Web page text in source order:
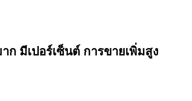
มีเปอร์เซ็นต์ การขายเพิ่มสูง